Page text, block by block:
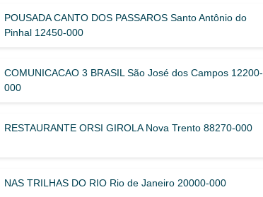
POUSADA CANTO DOS PASSAROS Santo Antônio do
Pinhal 12450-000
COMUNICACAO 3 BRASIL São José dos Campos 12200-
000
RESTAURANTE ORSI GIROLA Nova Trento 88270-000
NAS TRILHAS DO RIO Rio de Janeiro 20000-000